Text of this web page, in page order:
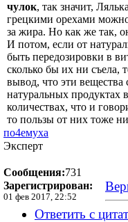
чулок, так значит,
грецкими орехами
за жира. Но как же так,
И потом, если от
быть передозировки в
сколько бы их ни съела,
вывод, что эти вещества
натуральных продуктах
количествах, что и
то пользы от них тоже
по4емуха
Эксперт
Сообщения:731
Зарегистрирован:
01 фев 2017, 22:52
Ответить с